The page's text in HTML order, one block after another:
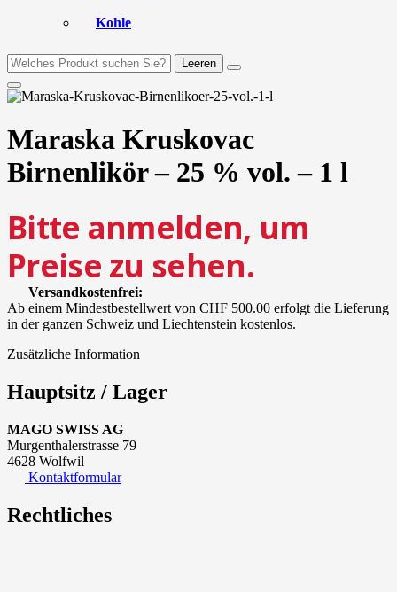
Kohle
Leeren
Maraska Kruskovac
Birnenlikör – 25 % vol. – 1 l
Bitte anmelden, um
Preise zu sehen.
Versandkostenfrei:
Ab einem Mindestbestellwert von CHF 500.00 erfolgt die Lieferung
in der ganzen Schweiz und Liechtenstein kostenlos.
Zusätzliche Information
Hauptsitz / Lager
MAGO SWISS AG
Murgenthalerstrasse 79
4628 Wolfwil
Kontaktformular
Rechtliches